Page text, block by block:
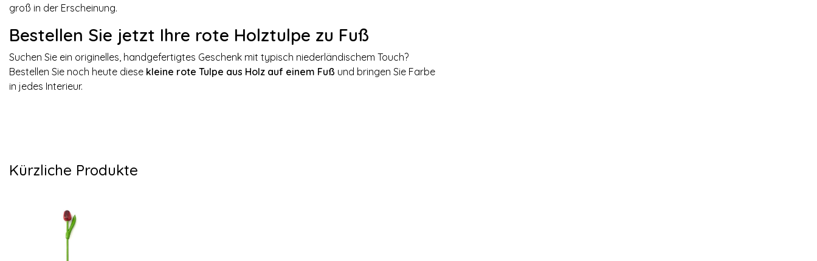
groß in der Erscheinung.
Bestellen Sie jetzt Ihre rote Holztulpe zu Fuß
Suchen Sie ein originelles, handgefertigtes Geschenk mit typisch niederländischem Touch?
Bestellen Sie noch heute diese kleine rote Tulpe aus Holz auf einem Fuß und bringen Sie Farbe
in jedes Interieur.
Kürzliche Produkte